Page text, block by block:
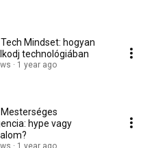
Mindset: hogyan
technológiában
1 year ago
hype vagy
1 year ago